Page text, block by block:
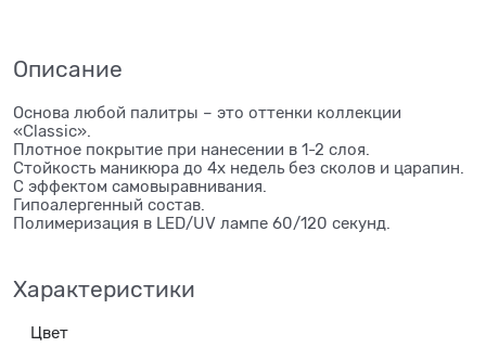
Описание
Основа любой палитры – это оттенки коллекции
«Classic».
Плотное покрытие при нанесении в 1-2 слоя.
Стойкость маникюра до 4х недель без сколов и царапин.
С эффектом самовыравнивания.
Гипоалергенный состав.
Полимеризация в LED/UV лампе 60/120 секунд.
Характеристики
Цвет